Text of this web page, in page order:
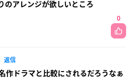
のアレンジが欲しいところ
0
返信
作ドラマと比較にされるだろうなぁ